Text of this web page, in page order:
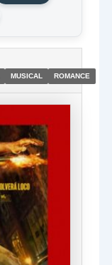
MUSICAL ROMANCE